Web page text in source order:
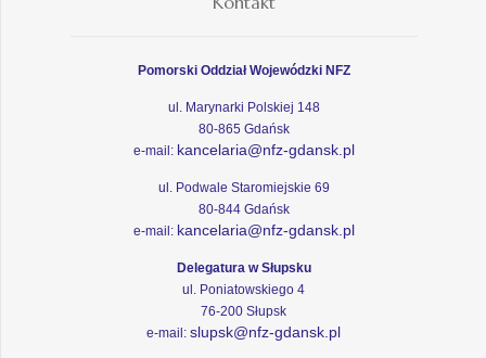
Pomorski Oddział Wojewódzki NFZ
ul. Marynarki Polskiej 148
80-865 Gdańsk
e-mail: kancelaria@nfz-gdansk.pl
ul. Podwale Staromiejskie 69
80-844 Gdańsk
e-mail: kancelaria@nfz-gdansk.pl
Delegatura w Słupsku
ul. Poniatowskiego 4
76-200 Słupsk
e-mail: slupsk@nfz-gdansk.pl